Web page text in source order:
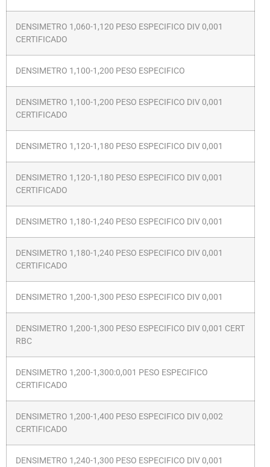
DENSIMETRO 1,060-1,120 PESO ESPECIFICO DIV 0,001
CERTIFICADO
DENSIMETRO 1,100-1,200 PESO ESPECIFICO
DENSIMETRO 1,100-1,200 PESO ESPECIFICO DIV 0,001
CERTIFICADO
DENSIMETRO 1,120-1,180 PESO ESPECIFICO DIV 0,001
DENSIMETRO 1,120-1,180 PESO ESPECIFICO DIV 0,001
CERTIFICADO
DENSIMETRO 1,180-1,240 PESO ESPECIFICO DIV 0,001
DENSIMETRO 1,180-1,240 PESO ESPECIFICO DIV 0,001
CERTIFICADO
DENSIMETRO 1,200-1,300 PESO ESPECIFICO DIV 0,001
DENSIMETRO 1,200-1,300 PESO ESPECIFICO DIV 0,001 CERT
RBC
DENSIMETRO 1,200-1,300:0,001 PESO ESPECIFICO
CERTIFICADO
DENSIMETRO 1,200-1,400 PESO ESPECIFICO DIV 0,002
CERTIFICADO
DENSIMETRO 1,240-1,300 PESO ESPECIFICO DIV 0,001